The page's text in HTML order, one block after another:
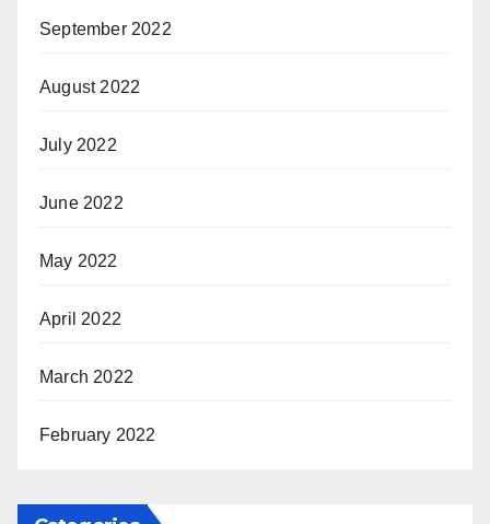
September 2022
August 2022
July 2022
June 2022
May 2022
April 2022
March 2022
February 2022